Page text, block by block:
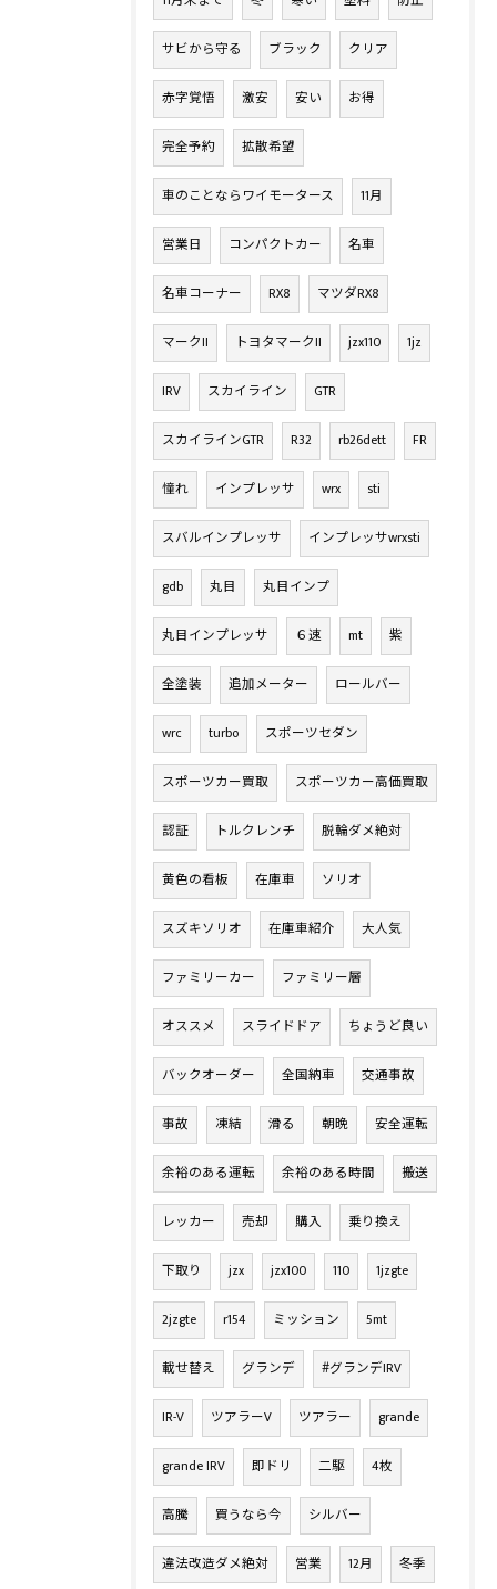
サビから守る ブラック クリア
赤字覚悟 激安 安い お得
完全予約 拡散希望
車のことならワイモータース 11月
営業日 コンパクトカー 名車
名車コーナー RX8 マツダRX8
マークII トヨタマークII jzx110 1jz
IRV スカイライン GTR
スカイラインGTR R32 rb26dett FR
憧れ インプレッサ wrx sti
スバルインプレッサ インプレッサwrxsti
gdb 丸目 丸目インプ
丸目インプレッサ ６速 mt 紫
全塗装 追加メーター ロールバー
wrc turbo スポーツセダン
スポーツカー買取 スポーツカー高価買取
認証 トルクレンチ 脱輪ダメ絶対
黄色の看板 在庫車 ソリオ
スズキソリオ 在庫車紹介 大人気
ファミリーカー ファミリー層
オススメ スライドドア ちょうど良い
バックオーダー 全国納車 交通事故
事故 凍結 滑る 朝晩 安全運転
余裕のある運転 余裕のある時間 搬送
レッカー 売却 購入 乗り換え
下取り jzx jzx100 110 1jzgte
2jzgte r154 ミッション 5mt
載せ替え グランデ #グランデIRV
IR-V ツアラーV ツアラー grande
grande IRV 即ドリ 二駆 4枚
高騰 買うなら今 シルバー
違法改造ダメ絶対 営業 12月 冬季